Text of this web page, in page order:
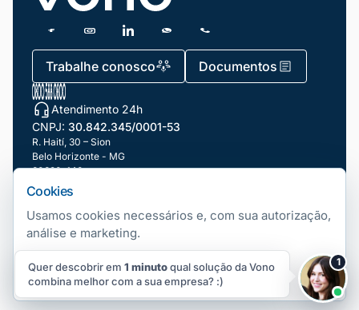
Trabalhe conosco Documentos
Atendimento 24h
CNPJ: 30.842.345/0001-53
R. Haití, 30 – Sion
Belo Horizonte - MG
30320-140
Nossas filiais
Telefonia Fixa
Número Fixo Virtual
Número 0800 Virtual
Copyright ©2026Vono. Todos os direitos Reservados. | Gerenciar
cookies
Cookies
Usamos cookies necessários e, com sua autorização,
análise e marketing.
Aceitar Rejeitar Preferências
Quer descobrir em 1 minutoqual solução da Vono
combina melhor com a sua empresa? :)
1